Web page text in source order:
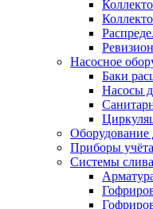
Насосное
Баки
Насосы
Оборудование
Приборы
Системы слива